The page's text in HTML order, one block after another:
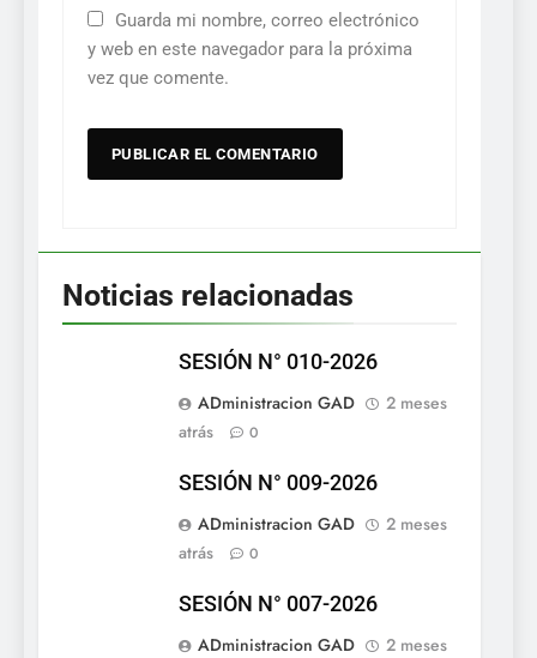
Guarda mi nombre, correo electrónico
y web en este navegador para la próxima
vez que comente.
Noticias relacionadas
SESIÓN N° 010-2026
ADministracion GAD
2 meses
atrás
0
SESIÓN N° 009-2026
ADministracion GAD
2 meses
atrás
0
SESIÓN N° 007-2026
ADministracion GAD
2 meses